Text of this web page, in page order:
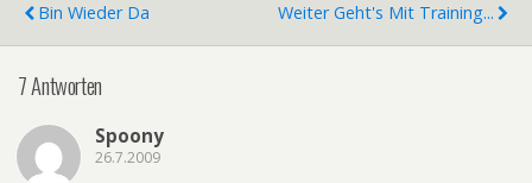
Bin Wieder Da
Weiter Geht's Mit Training...
7 Antworten
Spoony
26.7.2009